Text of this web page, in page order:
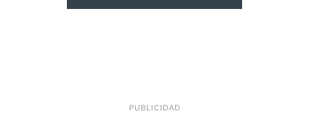
PUBLICIDAD